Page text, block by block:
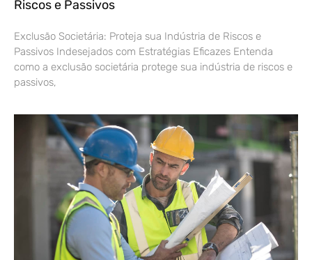
Riscos e Passivos
Exclusão Societária: Proteja sua Indústria de Riscos e
Passivos Indesejados com Estratégias Eficazes Entenda
como a exclusão societária protege sua indústria de riscos e
passivos,